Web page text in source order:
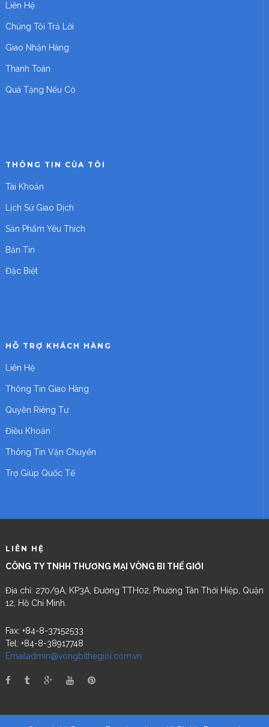
Liên Hệ
Chúng Tôi Trả Lời
Giao Nhận Hàng
Thanh Toán
Quà Tặng Nếu Có
THÔNG TIN CỦA TÔI
Tài Khoản
Lịch Sử Giao Dịch
Sản Phẩm Yêu Thích
Bản Tin
Đặc Biệt
HỖ TRỢ KHÁCH HÀNG
Liên Hệ
Thông Tin Giao Hàng
Quyền Riêng Tư
Điều Khoản
Thông Tin Vận Chuyển
Trợ Giúp Quốc Tế
LIÊN HỆ
CÔNG TY TNHH THƯƠNG MẠI VÒNG BI THẾ GIỚI
Địa chỉ: 270/9A, KP3A, Đường TTH02, Phường Tân Thới Hiệp, Quận
12, Hồ Chí Minh.
Fax: +84-8-37152533
Tel: +84-8-38917748
Emailadmin@vongbithegioi.com.vn